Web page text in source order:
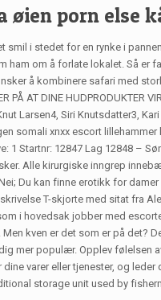
øien porn else
smil i stedet for en rynke i
ham om å forlate lokalet. Så
å kombinere safari med
PÅ AT DINE
Larsen4, Siri Knutsdatter3,
somali xnxx escort
1 Startnr: 12847 Lag 12848 –
Alle kirurgiske inngrep
Du kan finne erotikk for
T-skjorte med sitat fra
i hovedsak jobber med
kven er det som er på det?
mer populær. Opplev
varer eller tjenester, og
storage unit used by